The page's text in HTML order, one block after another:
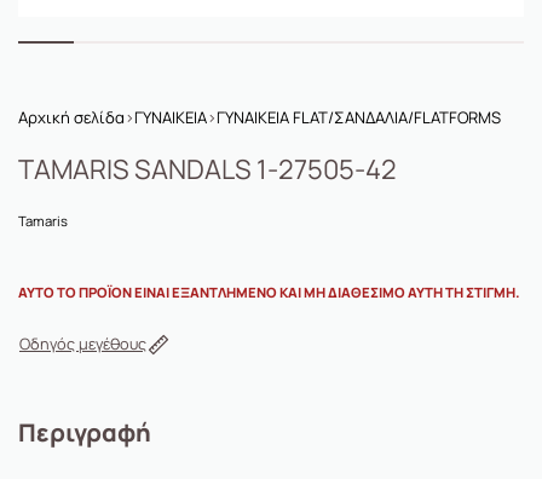
Αρχική σελίδα›ΓΥΝΑΙΚΕΙΑ›ΓΥΝΑΙΚΕΙΑ FLAT/ΣΑΝΔΑΛΙΑ/FLATFORMS
TAMARIS SANDALS 1-27505-42
Tamaris
ΑΥΤΌ ΤΟ ΠΡΟΪΌΝ ΕΊΝΑΙ ΕΞΑΝΤΛΗΜΈΝΟ ΚΑΙ ΜΗ ΔΙΑΘΈΣΙΜΟ ΑΥΤΉ ΤΗ ΣΤΙΓΜΉ.
Οδηγός μεγέθους
Περιγραφή